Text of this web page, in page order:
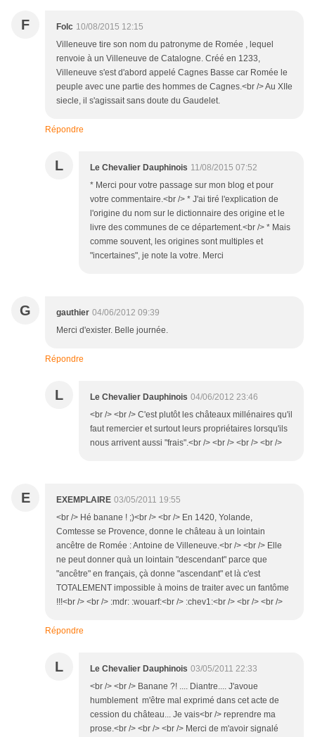
F Folc 10/08/2015 12:15
Villeneuve tire son nom du patronyme de Romée , lequel
renvoie à un Villeneuve de Catalogne. Créé en 1233,
Villeneuve s'est d'abord appelé Cagnes Basse car Romée le
peuple avec une partie des hommes de Cagnes.<br /> Au XIIe
siecle, il s'agissait sans doute du Gaudelet.
Répondre
L Le Chevalier Dauphinois 11/08/2015 07:52
* Merci pour votre passage sur mon blog et pour
votre commentaire.<br /> * J'ai tiré l'explication de
l'origine du nom sur le dictionnaire des origine et le
livre des communes de ce département.<br /> * Mais
comme souvent, les origines sont multiples et
"incertaines", je note la votre. Merci
G gauthier 04/06/2012 09:39
Merci d'exister. Belle journée.
Répondre
L Le Chevalier Dauphinois 04/06/2012 23:46
<br /> <br /> C'est plutôt les châteaux millénaires qu'il
faut remercier et surtout leurs propriétaires lorsqu'ils
nous arrivent aussi "frais".<br /> <br /> <br /> <br />
E EXEMPLAIRE 03/05/2011 19:55
<br /> Hé banane ! ;)<br /> <br /> En 1420, Yolande,
Comtesse se Provence, donne le château à un lointain
ancêtre de Romée : Antoine de Villeneuve.<br /> <br /> Elle
ne peut donner quà un lointain "descendant" parce que
"ancêtre" en français, çà donne "ascendant" et là c'est
TOTALEMENT impossible à moins de traiter avec un fantôme
!!!<br /> <br /> :mdr: :wouarf:<br /> :chev1:<br /> <br /> <br />
Répondre
L Le Chevalier Dauphinois 03/05/2011 22:33
<br /> <br /> Banane ?! .... Diantre.... J'avoue
humblement m'être mal exprimé dans cet acte de
cession du château... Je vais<br /> reprendre ma
prose.<br /> <br /> <br /> Merci de m'avoir signalé